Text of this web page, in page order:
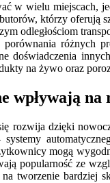
w wielu
którzy oferują
odległościom
różnych
doświadczenia
na żywo oraz
wpływają
rozwija dzięki
mogą
popularność ze
tworzenie bardziej